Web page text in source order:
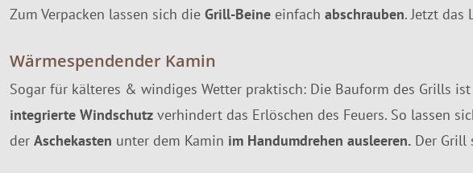
Zum Verpacken lassen sich die Grill-Beine einfach abschrauben. Jetzt
Wärmespendender Kamin
Sogar für kälteres & windiges Wetter praktisch: Die Bauform des Grills
integrierte Windschutz verhindert das Erlöschen des Feuers. So lassen
der Aschekasten unter dem Kamin im Handumdrehen ausleeren. Der Grill